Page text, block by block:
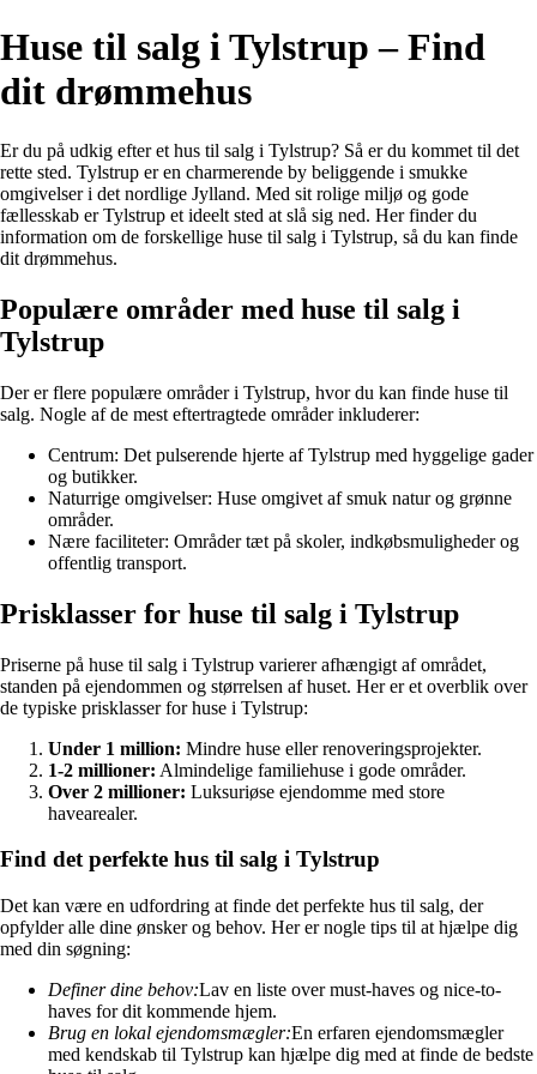
Huse til salg i Tylstrup – Find
dit drømmehus
Er du på udkig efter et hus til salg i Tylstrup? Så er du kommet til det
rette sted. Tylstrup er en charmerende by beliggende i smukke
omgivelser i det nordlige Jylland. Med sit rolige miljø og gode
fællesskab er Tylstrup et ideelt sted at slå sig ned. Her finder du
information om de forskellige huse til salg i Tylstrup, så du kan finde
dit drømmehus.
Populære områder med huse til salg i
Tylstrup
Der er flere populære områder i Tylstrup, hvor du kan finde huse til
salg. Nogle af de mest eftertragtede områder inkluderer:
Centrum: Det pulserende hjerte af Tylstrup med hyggelige gader
og butikker.
Naturrige omgivelser: Huse omgivet af smuk natur og grønne
områder.
Nære faciliteter: Områder tæt på skoler, indkøbsmuligheder og
offentlig transport.
Prisklasser for huse til salg i Tylstrup
Priserne på huse til salg i Tylstrup varierer afhængigt af området,
standen på ejendommen og størrelsen af huset. Her er et overblik over
de typiske prisklasser for huse i Tylstrup:
Under 1 million: Mindre huse eller renoveringsprojekter.
1-2 millioner: Almindelige familiehuse i gode områder.
Over 2 millioner: Luksuriøse ejendomme med store
havearealer.
Find det perfekte hus til salg i Tylstrup
Det kan være en udfordring at finde det perfekte hus til salg, der
opfylder alle dine ønsker og behov. Her er nogle tips til at hjælpe dig
med din søgning:
Definer dine behov:Lav en liste over must-haves og nice-to-
haves for dit kommende hjem.
Brug en lokal ejendomsmægler:En erfaren ejendomsmægler
med kendskab til Tylstrup kan hjælpe dig med at finde de bedste